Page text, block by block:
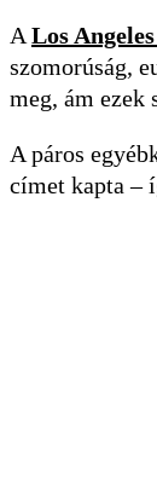
A Los
szomorúság,
meg, ám ezek
A páros
címet kapta –